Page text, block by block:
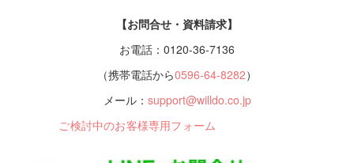
【お問合せ・資料請求】
お電話：0120-36-7136
（携帯電話から0596-64-8282）
メール： support@willdo.co.jp
ご検討中のお客様専用フォーム